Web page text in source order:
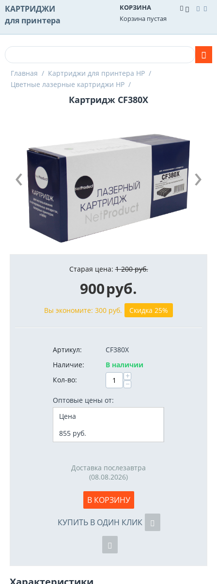
КАРТРИДЖИ
для принтера
КОРЗИНА
Корзина пустая
Главная / Картриджи для принтера HP /
Цветные лазерные картриджи HP /
Картридж CF380X
Старая цена: 1 200 руб.
900руб.
Вы экономите: 300 руб. Скидка 25%
Артикул:
CF380X
Наличие:
В наличии
Кол-во:
+
−
Оптовые цены от:
Цена
855 руб.
Доставка послезавтра
(08.08.2026)
В КОРЗИНУ
КУПИТЬ В ОДИН КЛИК